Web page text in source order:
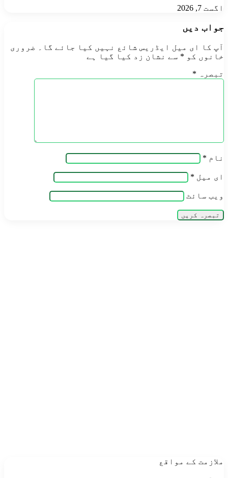
اگست 7, 2026
جواب دیں
آپ کا ای میل ایڈریس شائع نہیں کیا جائے گا۔
ضروری
خانوں کو * سے نشان زد کیا گیا ہے
تبصرہ *
نام *
ای میل *
ویب‌ سائٹ
ملازمت کے مواقع